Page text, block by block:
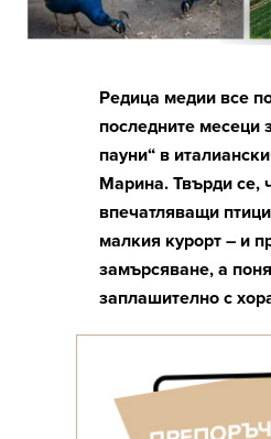
Редица медии все
последните месеци
пауни“ в
Марина. Твърди се,
впечатляващи
малкия курорт – и
замърсяване, а
заплашително с